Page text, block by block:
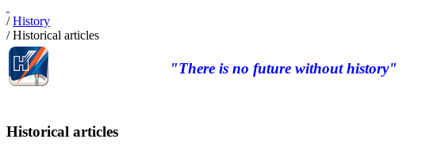
/History
/Historical articles
"There is no future without history"
Historical articles